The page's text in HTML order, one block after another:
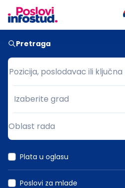
Pretraga
Pozicija, poslodavac ili ključna
Pozicija, poslodavac ili
Grad
Izaberite grad
Oblast rada
Plata u oglasu
Poslovi za mlade